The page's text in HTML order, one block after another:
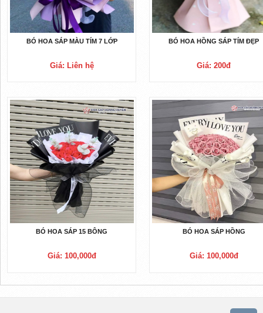
BÓ HOA SÁP MÀU TÍM 7 LỚP
Giá: Liên hệ
BÓ HOA HỒNG SÁP TÍM ĐẸP
Giá: 200đ
BÓ HOA SÁP 15 BÔNG
Giá: 100,000đ
BÓ HOA SÁP HỒNG
Giá: 100,000đ